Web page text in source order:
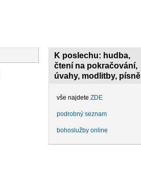
K poslechu: hudba,
čtení na pokračování,
úvahy, modlitby, písně
vše najdete ZDE
podrobný seznam
bohoslužby online